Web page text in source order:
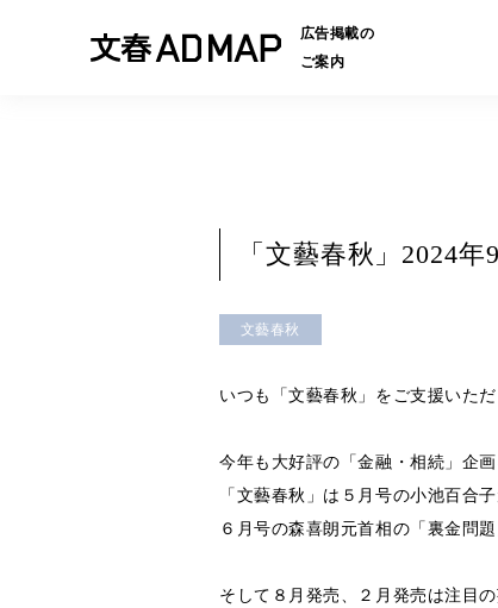
広告掲載の
ご案内
「文藝春秋」2024
文藝春秋
いつも「文藝春秋」をご支援いた
今年も大好評の「金融・相続」企
「文藝春秋」は５月号の小池百合
６月号の森喜朗元首相の「裏金問
そして８月発売、２月発売は注目